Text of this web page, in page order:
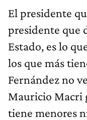
El presidente
presidente que
Estado, es lo
los que más
Fernández no
Mauricio Macri
tiene menores